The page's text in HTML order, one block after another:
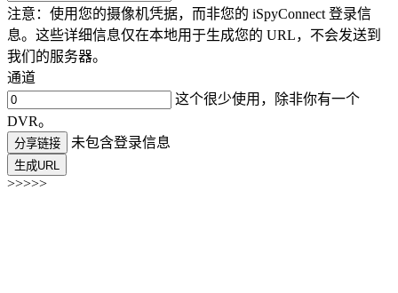
注意：使用您的摄像机凭据，而非您的 iSpyConnect 登录信
息。这些详细信息仅在本地用于生成您的 URL，不会发送到
我们的服务器。
通道
这个很少使用，除非你有一个
DVR。
分享链接 未包含登录信息
生成URL
>>>>>